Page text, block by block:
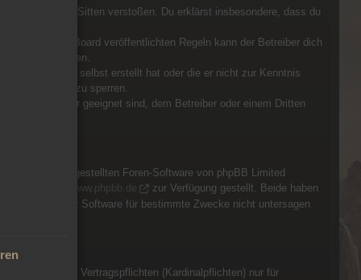
die guten Sitten verstoßen. Du erklärst insbesondere, dass du
anderer im Board veröffentlichten Regeln kann der Betreiber dich
erteilen.
die er nicht selbst erstellt hat oder die er nicht zur Kenntnis
löschen oder zu sperren.
verstoßen oder geeignet sind, dem Betreiber oder einem Dritten
“ (GPL) bereitgestellten Foren-Software von phpBB Limited
unter www.phpbb.de
zur Verfügung gestellt. Beide haben
der Software für bestimmte Zwecke nicht untersagen
wesentlicher Vertragspflichten (Kardinalpflichten) nur für